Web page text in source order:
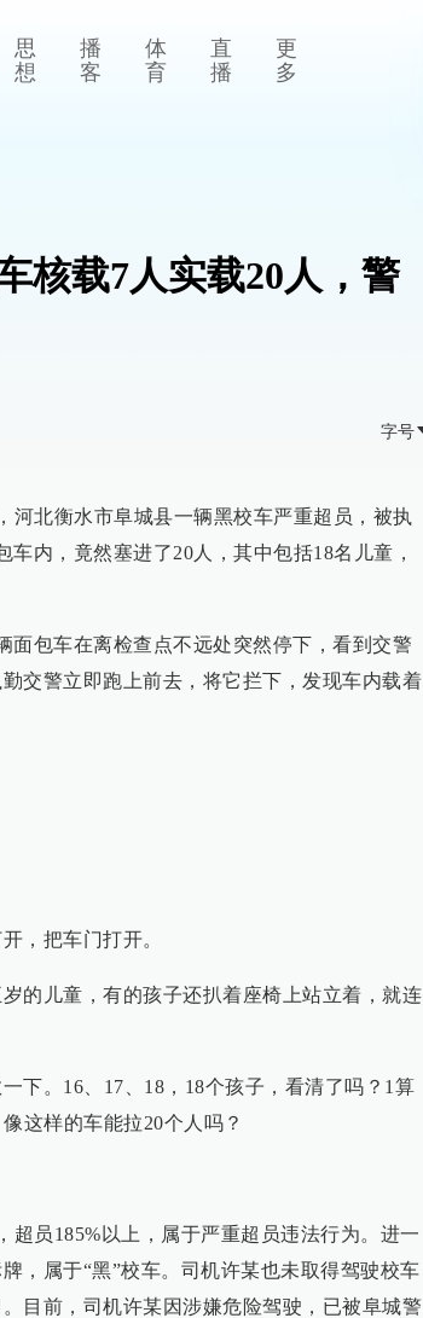
思
想
播
客
体
育
直
播
更
多
核载7人实载20人，警
字号
河北衡水市阜城县一辆黑校车严重超员，被执
内，竟然塞进了20人，其中包括18名儿童，
面包车在离检查点不远处突然停下，看到交警
交警立即跑上前去，将它拦下，发现车内载着
，把车门打开。
的儿童，有的孩子还扒着座椅上站立着，就连
下。16、17、18，18个孩子，看清了吗？1算
这样的车能拉20个人吗？
超员185%以上，属于严重超员违法行为。进一
，属于“黑”校车。司机许某也未取得驾驶校车
目前，司机许某因涉嫌危险驾驶，已被阜城警